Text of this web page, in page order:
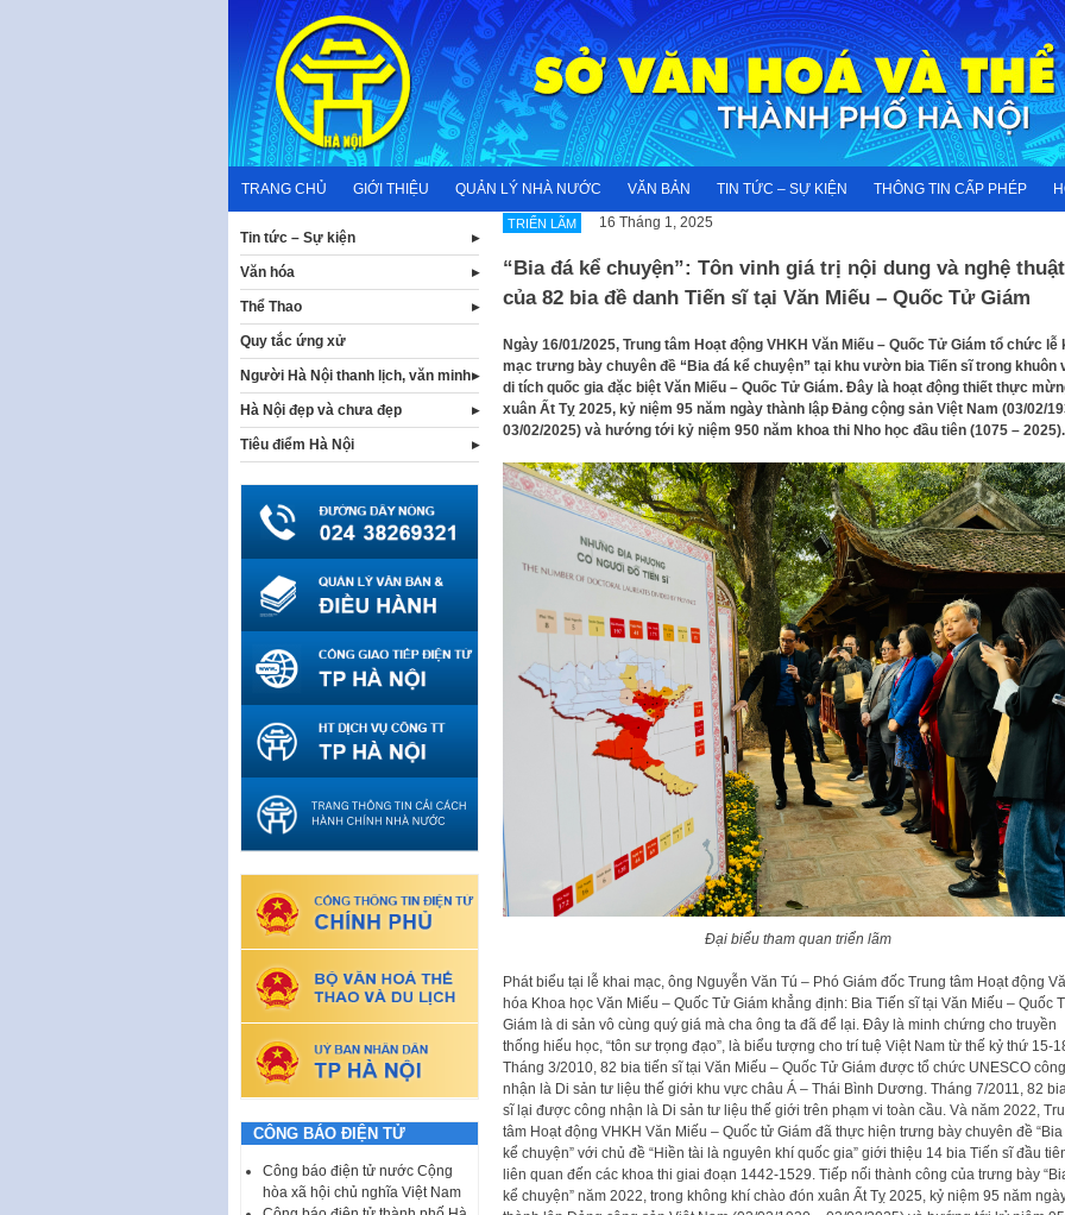
content
TRANG CHỦ GIỚI THIỆU QUẢN LÝ NHÀ NƯỚC VĂN BẢN TIN TỨC – SỰ KIỆN THÔNG TIN CẤP PHÉP
TRIỂN LÃM 16 Tháng 1, 2025
“Bia đá kể chuyện”: Tôn vinh giá trị nội dung và nghệ thuật
của 82 bia đề danh Tiến sĩ tại Văn Miếu – Quốc Tử Giám
Ngày 16/01/2025, Trung tâm Hoạt động VHKH Văn Miếu – Quốc Tử Giám tổ chức lễ
mạc trưng bày chuyên đề “Bia đá kể chuyện” tại khu vườn bia Tiến sĩ trong khuôn
di tích quốc gia đặc biệt Văn Miếu – Quốc Tử Giám. Đây là hoạt động thiết thực
xuân Ất Tỵ 2025, kỷ niệm 95 năm ngày thành lập Đảng cộng sản Việt Nam (03/02/
03/02/2025) và hướng tới kỷ niệm 950 năm khoa thi Nho học đầu tiên (1075 – 2025).
Đại biểu tham quan triển lãm
Phát biểu tại lễ khai mạc, ông Nguyễn Văn Tú – Phó Giám đốc Trung tâm Hoạt động
hóa Khoa học Văn Miếu – Quốc Tử Giám khẳng định: Bia Tiến sĩ tại Văn Miếu – Quốc
Giám là di sản vô cùng quý giá mà cha ông ta đã để lại. Đây là minh chứng cho truyền
thống hiếu học, “tôn sư trọng đạo”, là biểu tượng cho trí tuệ Việt Nam từ thế kỷ thứ 15-
Tháng 3/2010, 82 bia tiến sĩ tại Văn Miếu – Quốc Tử Giám được tổ chức UNESCO công
nhận là Di sản tư liệu thế giới khu vực châu Á – Thái Bình Dương. Tháng 7/2011, 82
sĩ lại được công nhận là Di sản tư liệu thế giới trên phạm vi toàn cầu. Và năm 2022,
tâm Hoạt động VHKH Văn Miếu – Quốc tử Giám đã thực hiện trưng bày chuyên đề
kể chuyện” với chủ đề “Hiền tài là nguyên khí quốc gia” giới thiệu 14 bia Tiến sĩ đầu
liên quan đến các khoa thi giai đoạn 1442-1529. Tiếp nối thành công của trưng bày
kể chuyện” năm 2022, trong không khí chào đón xuân Ất Tỵ 2025, kỷ niệm 95 năm
Tin tức – Sự kiện
Văn hóa
Thể Thao
Quy tắc ứng xử
Người Hà Nội thanh lịch, văn minh
Hà Nội đẹp và chưa đẹp
Tiêu điểm Hà Nội
CÔNG BÁO ĐIỆN TỬ
Công báo điện tử nước Cộng
hòa xã hội chủ nghĩa Việt Nam